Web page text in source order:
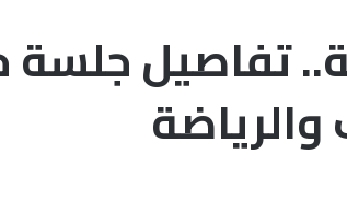
تفاصيل